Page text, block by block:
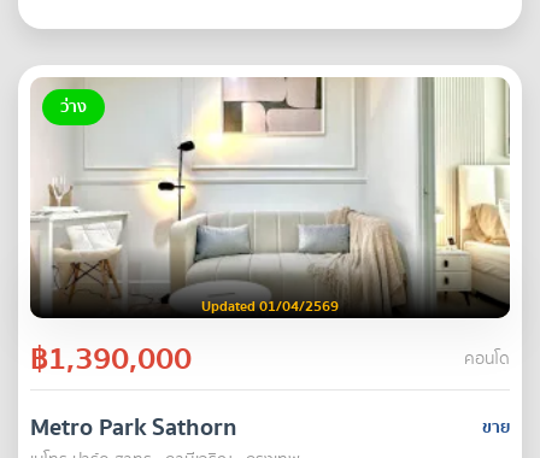
ว่าง
Updated 01/04/2569
฿1,390,000 คอนโด
ขาย
Metro Park Sathorn